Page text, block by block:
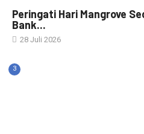
Peringati Hari Mangrove
Bank...
28 Juli 2026
3